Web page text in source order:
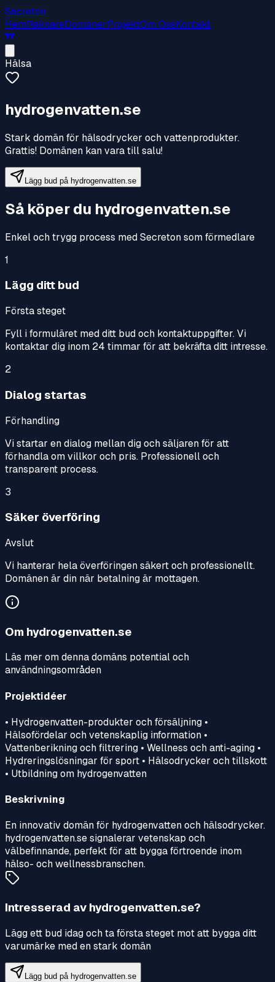
Secreton
HemRäknareDomänerProjektOm OssKontakt
Hälsa
hydrogenvatten.se
Stark domän för hälsodrycker och vattenprodukter.
Grattis! Domänen kan vara till salu!
Lägg bud på hydrogenvatten.se
Så köper du hydrogenvatten.se
Enkel och trygg process med Secreton som förmedlare
1
Lägg ditt bud
Första steget
Fyll i formuläret med ditt bud och kontaktuppgifter. Vi
kontaktar dig inom 24 timmar för att bekräfta ditt intresse.
2
Dialog startas
Förhandling
Vi startar en dialog mellan dig och säljaren för att
förhandla om villkor och pris. Professionell och
transparent process.
3
Säker överföring
Avslut
Vi hanterar hela överföringen säkert och professionellt.
Domänen är din när betalning är mottagen.
Om hydrogenvatten.se
Läs mer om denna domäns potential och
användningsområden
Projektidéer
• Hydrogenvatten-produkter och försäljning •
Hälsofördelar och vetenskaplig information •
Vattenberikning och filtrering • Wellness och anti-aging •
Hydreringslösningar för sport • Hälsodrycker och tillskott
• Utbildning om hydrogenvatten
Beskrivning
En innovativ domän för hydrogenvatten och hälsodrycker.
hydrogenvatten.se signalerar vetenskap och
välbefinnande, perfekt för att bygga förtroende inom
hälso- och wellnessbranschen.
Intresserad av hydrogenvatten.se?
Lägg ett bud idag och ta första steget mot att bygga ditt
varumärke med en stark domän
Lägg bud på hydrogenvatten.se